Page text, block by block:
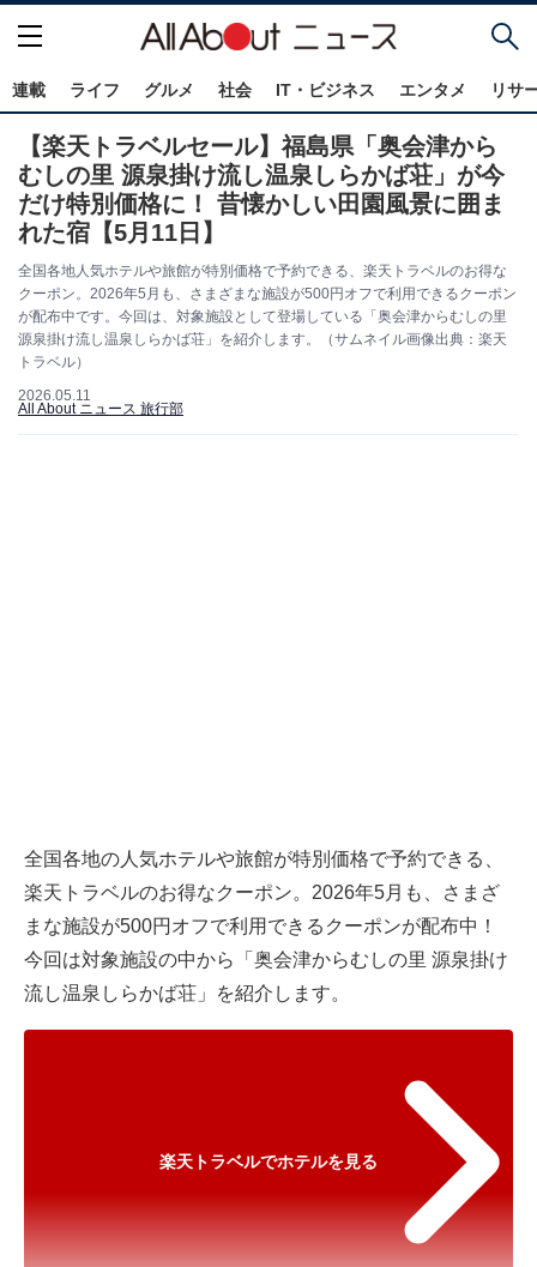
連載 ライフ グルメ 社会 IT・ビジネス エンタメ リサ
【楽天トラベルセール】福島県「奥会津から
むしの里 源泉掛け流し温泉しらかば荘」が今
だけ特別価格に！ 昔懐かしい田園風景に囲ま
れた宿【5月11日】
全国各地人気ホテルや旅館が特別価格で予約できる、楽天トラベルのお得な
クーポン。2026年5月も、さまざまな施設が500円オフで利用できるクーポン
が配布中です。今回は、対象施設として登場している「奥会津からむしの里
源泉掛け流し温泉しらかば荘」を紹介します。（サムネイル画像出典：楽天
トラベル）
2026.05.11
All About ニュース 旅行部
全国各地の人気ホテルや旅館が特別価格で予約できる、
楽天トラベルのお得なクーポン。2026年5月も、さまざ
まな施設が500円オフで利用できるクーポンが配布中！
今回は対象施設の中から「奥会津からむしの里 源泉掛け
流し温泉しらかば荘」を紹介します。
楽天トラベルでホテルを見る